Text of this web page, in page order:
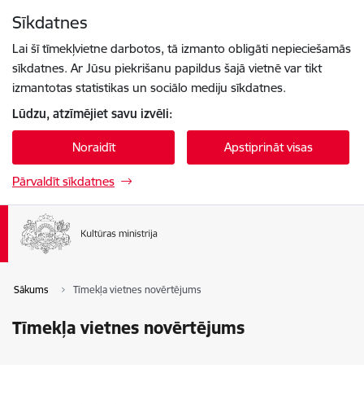
Sīkdatnes
Lai šī tīmekļvietne darbotos, tā izmanto obligāti nepieciešamās
sīkdatnes. Ar Jūsu piekrišanu papildus šajā vietnē var tikt
izmantotas statistikas un sociālo mediju sīkdatnes.
Lūdzu, atzīmējiet savu izvēli:
Noraidīt Apstiprināt visas
Pārvaldīt sīkdatnes
Sākums Tīmekļa vietnes novērtējums
Tīmekļa vietnes novērtējums